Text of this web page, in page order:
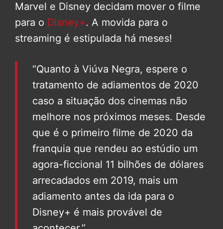
Marvel e Disney decidam mover o filme
para o Disney+. A movida para o
streaming é estipulada há meses!
“Quanto à Viúva Negra, espere o
tratamento de adiamentos de 2020
caso a situação dos cinemas não
melhore nos próximos meses. Desde
que é o primeiro filme de 2020 da
franquia que rendeu ao estúdio um
agora-ficcional 11 bilhões de dólares
arrecadados em 2019, mais um
adiamento antes da ida para o
Disney+ é mais provável de